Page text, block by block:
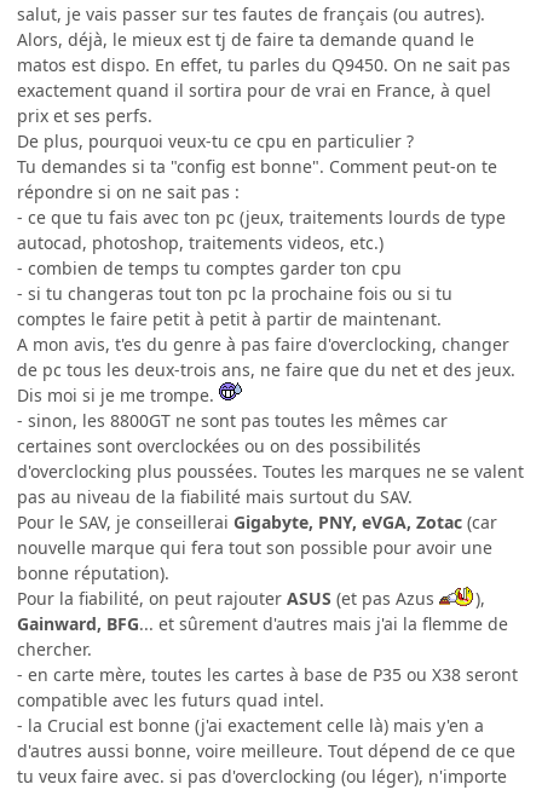
salut, je vais passer sur tes fautes de français (ou autres).
Alors, déjà, le mieux est tj de faire ta demande quand le
matos est dispo. En effet, tu parles du Q9450. On ne sait pas
exactement quand il sortira pour de vrai en France, à quel
prix et ses perfs.
De plus, pourquoi veux-tu ce cpu en particulier ?
Tu demandes si ta "config est bonne". Comment peut-on te
répondre si on ne sait pas :
- ce que tu fais avec ton pc (jeux, traitements lourds de type
autocad, photoshop, traitements videos, etc.)
- combien de temps tu comptes garder ton cpu
- si tu changeras tout ton pc la prochaine fois ou si tu
comptes le faire petit à petit à partir de maintenant.
A mon avis, t'es du genre à pas faire d'overclocking, changer
de pc tous les deux-trois ans, ne faire que du net et des jeux.
Dis moi si je me trompe.
- sinon, les 8800GT ne sont pas toutes les mêmes car
certaines sont overclockées ou on des possibilités
d'overclocking plus poussées. Toutes les marques ne se valent
pas au niveau de la fiabilité mais surtout du SAV.
Pour le SAV, je conseillerai Gigabyte, PNY, eVGA, Zotac (car
nouvelle marque qui fera tout son possible pour avoir une
bonne réputation).
Pour la fiabilité, on peut rajouter ASUS (et pas Azus
),
Gainward, BFG... et sûrement d'autres mais j'ai la flemme de
chercher.
- en carte mère, toutes les cartes à base de P35 ou X38 seront
compatible avec les futurs quad intel.
- la Crucial est bonne (j'ai exactement celle là) mais y'en a
d'autres aussi bonne, voire meilleure. Tout dépend de ce que
tu veux faire avec. si pas d'overclocking (ou léger), n'importe